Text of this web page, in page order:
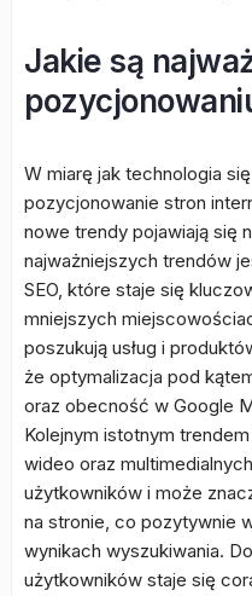
Jakie są
W miarę jak technologia
pozycjonowanie stron
nowe trendy pojawiają się
najważniejszych trendów
SEO, które staje się
mniejszych
poszukują usług i
że optymalizacja pod
oraz obecność w Google
Kolejnym istotnym
wideo oraz
użytkowników i może
na stronie, co pozytywnie
wynikach wyszukiwania.
użytkowników staje się